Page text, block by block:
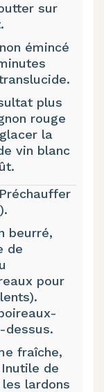
sur
émincé
plus
rouge
la
vin blanc
Préchauffer
beurré,
de
pour
dessus.
fraîche,
de
lardons